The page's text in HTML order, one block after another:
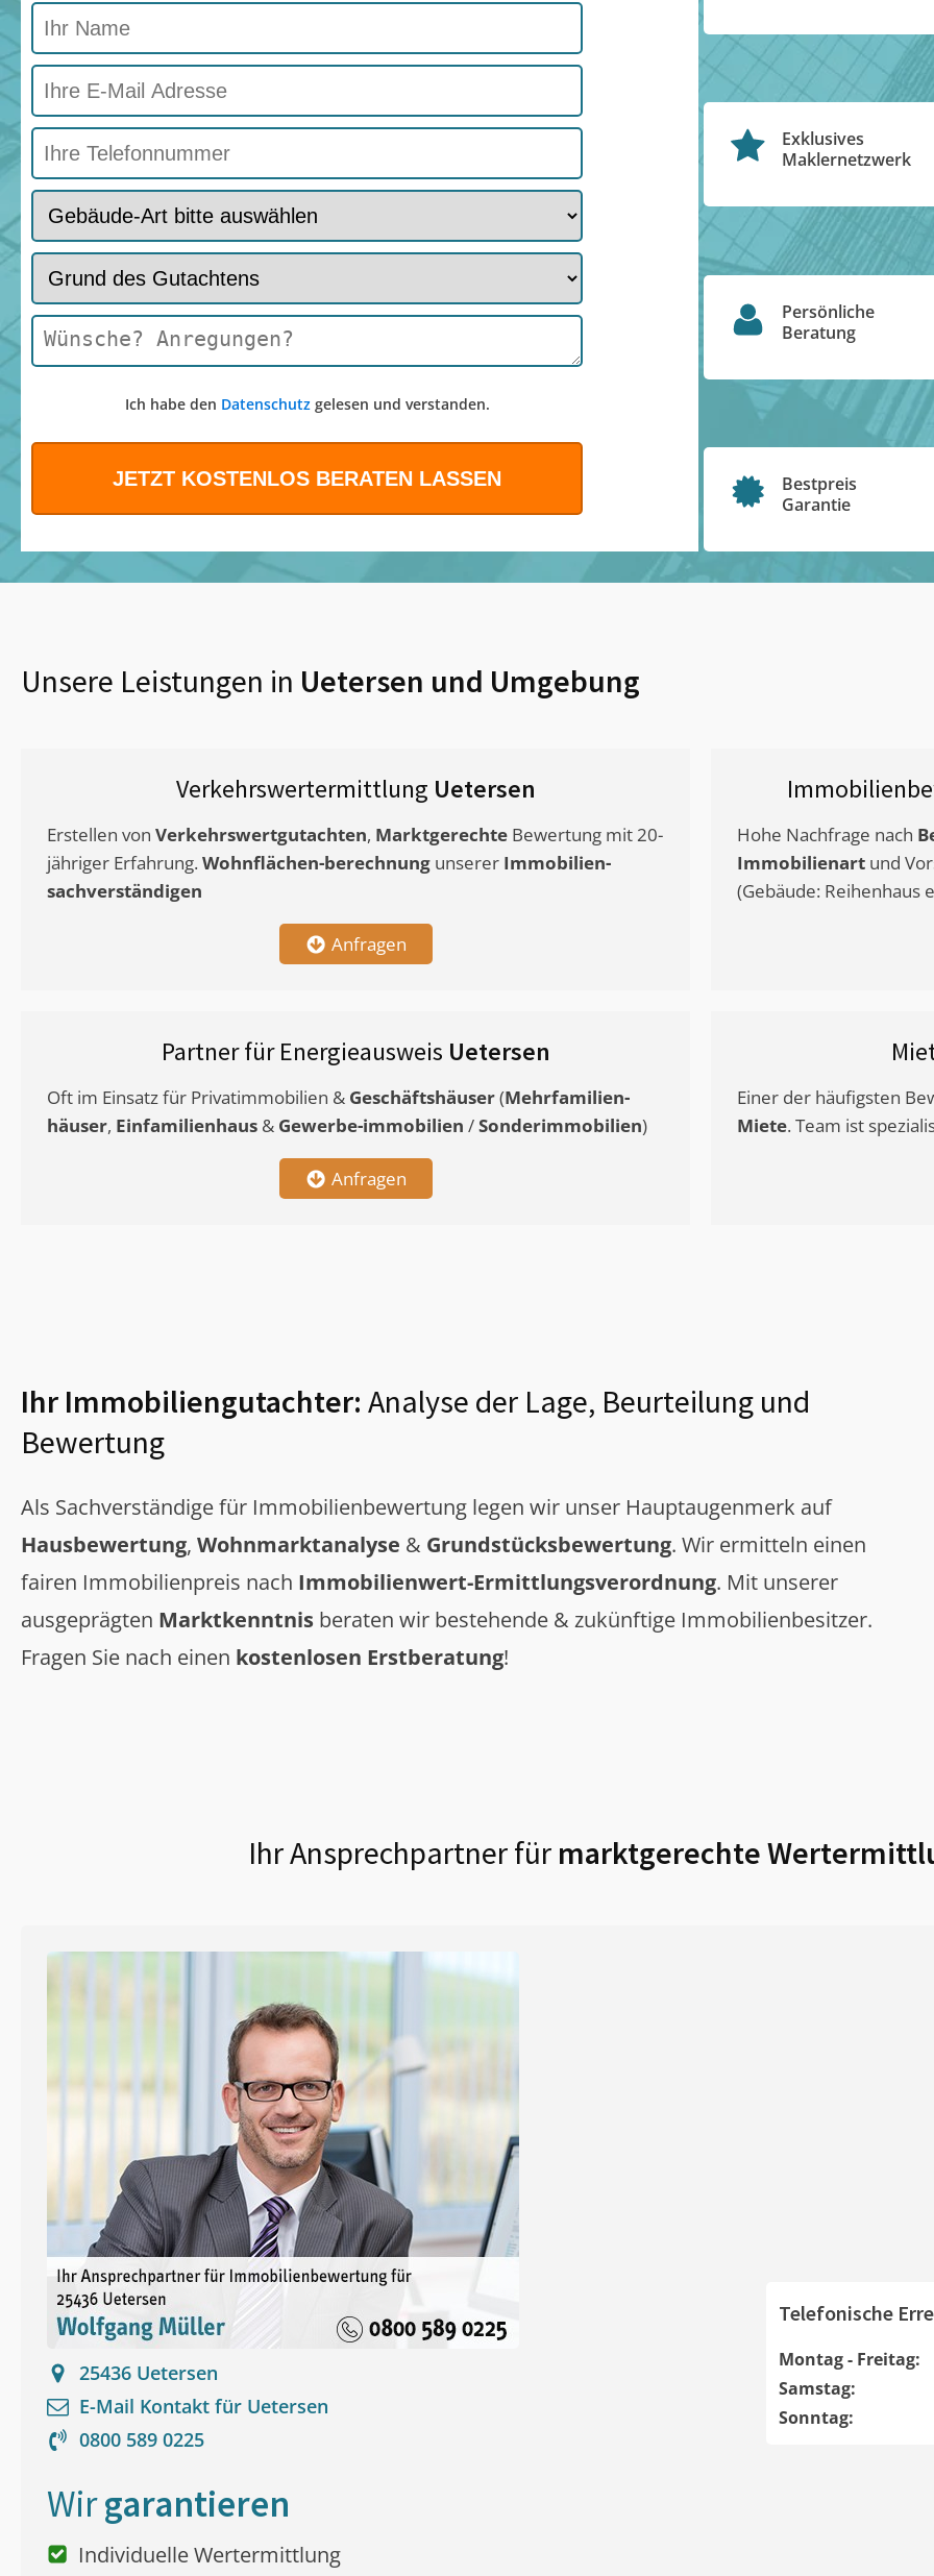
Ich habe den Datenschutzgelesen und verstanden.
Exklusives
Maklernetzwerk
Persönliche
Beratung
Bestpreis
Garantie
Unsere Leistungen in Uetersen und Umgebung
Verkehrswertermittlung Uetersen
Erstellen von Verkehrswertgutachten, Marktgerechte Bewertung mit 20-
jähriger Erfahrung. Wohnflächen-berechnung unserer Immobilien-
sachverständigen
Anfragen
Hohe Nachfrage nach
Immobilienart und
(Gebäude: Reihenhaus
Partner für Energieausweis Uetersen
Oft im Einsatz für Privatimmobilien & Geschäftshäuser(Mehrfamilien-
häuser, Einfamilienhaus & Gewerbe-immobilien /Sonderimmobilien)
Anfragen
Einer der häufigsten
Miete. Team ist
Ihr Immobiliengutachter: Analyse der Lage, Beurteilung und
Bewertung
Als Sachverständige für Immobilienbewertung legen wir unser Hauptaugenmerk auf
Hausbewertung, Wohnmarktanalyse & Grundstücksbewertung. Wir ermitteln einen
fairen Immobilienpreis nach Immobilienwert-Ermittlungsverordnung. Mit unserer
ausgeprägten Marktkenntnis beraten wir bestehende & zukünftige Immobilienbesitzer.
Fragen Sie nach einen kostenlosen Erstberatung!
Ihr Ansprechpartner fürmarktgerechte
25436 Uetersen
E-Mail Kontakt für Uetersen
0800 589 0225
Telefonische
Montag - Freitag:
Samstag:
Sonntag:
Wirgarantieren
Individuelle Wertermittlung